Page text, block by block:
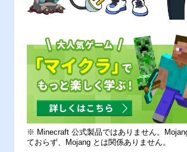
※ Minecraft 公式製品ではありません。
ておらず、Mojang とは関係ありません。